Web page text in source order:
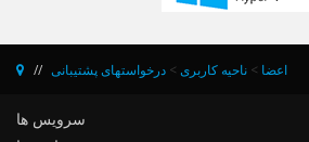
اعضا > ناحیه کاربری > درخواستهای پشتیبانی
سرویس ها